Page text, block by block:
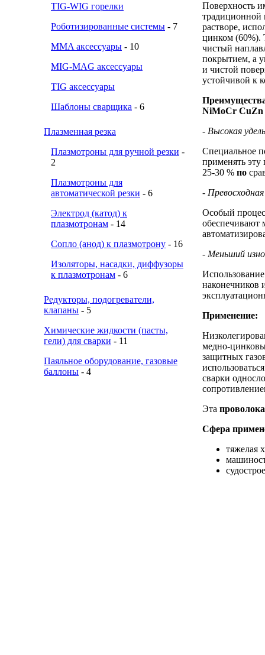
TIG-WIG горелки
Роботизированные системы - 7
MMA аксессуары - 10
MIG-MAG аксессуары
TIG аксессуары
Шаблоны сварщика - 6
Плазменная резка
Плазмотроны для ручной резки -
2
Плазмотроны для
автоматической резки - 6
Электрод (катод) к
плазмотронам - 14
Сопло (анод) к плазмотрону - 16
Изоляторы, насадки, диффузоры
к плазмотронам - 6
Редукторы, подогреватели,
клапаны - 5
Химические жидкости (пасты,
гели) для сварки - 11
Паяльное оборудование, газовые
баллоны - 4
Поверхность
традиционной
растворе,
цинком (60%).
чистый
покрытием, а
и чистой
устойчивой к
NiMoCr CuZn
- Высокая
Специальное
применять
25-30 % по
-
Особый
обеспечивают
- Меньший
наконечников
Применение:
медно-
защитных
сварки
Эта проволока
Сфера
тяжелая